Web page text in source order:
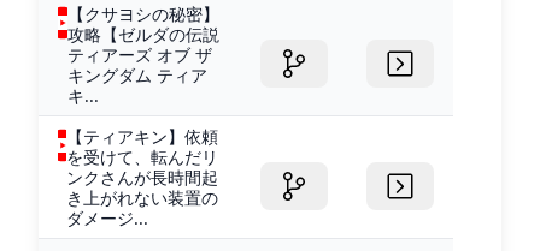
【クサヨシの秘密】
攻略【ゼルダの伝説
ティアーズ オブ ザ
キングダム ティア
キ...
【ティアキン】依頼
を受けて、転んだリ
ンクさんが長時間起
き上がれない装置の
ダメージ...